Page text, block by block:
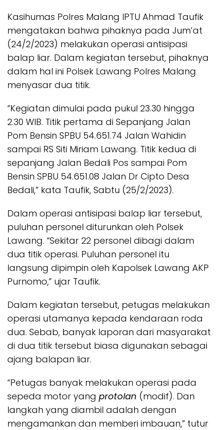
Kasihumas Polres Malang IPTU Ahmad Taufik
mengatakan bahwa pihaknya pada Jum’at
(24/2/2023) melakukan operasi antisipasi
balap liar. Dalam kegiatan tersebut, pihaknya
dalam hal ini Polsek Lawang Polres Malang
menyasar dua titik.
“Kegiatan dimulai pada pukul 23.30 hingga
2.30 WIB. Titik pertama di Sepanjang Jalan
Pom Bensin SPBU 54.651.74 Jalan Wahidin
sampai RS Siti Miriam Lawang. Titik kedua di
sepanjang Jalan Bedali Pos sampai Pom
Bensin SPBU 54.651.08 Jalan Dr Cipto Desa
Bedali,” kata Taufik, Sabtu (25/2/2023).
Dalam operasi antisipasi balap liar tersebut,
puluhan personel diturunkan oleh Polsek
Lawang. “Sekitar 22 personel dibagi dalam
dua titik operasi. Puluhan personel itu
langsung dipimpin oleh Kapolsek Lawang AKP
Purnomo,” ujar Taufik.
Dalam kegiatan tersebut, petugas melakukan
operasi utamanya kepada kendaraan roda
dua. Sebab, banyak laporan dari masyarakat
di dua titik tersebut biasa digunakan sebagai
ajang balapan liar.
“Petugas banyak melakukan operasi pada
sepeda motor yang protolan (modif). Dan
langkah yang diambil adalah dengan
mengamankan dan memberi imbauan,” tutur